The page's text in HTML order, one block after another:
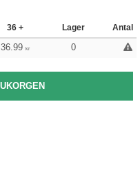
36 + Lager Antal
36.99 kr 0